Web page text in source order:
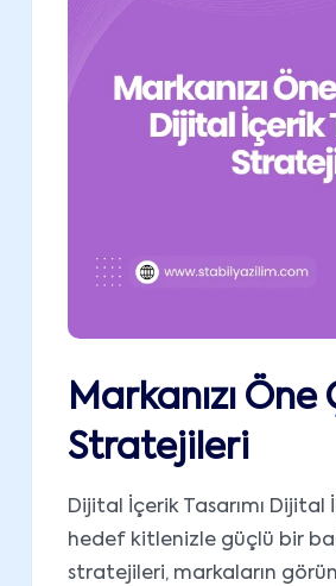
Markanızı
Stratejileri
Dijital İçerik Tasarımı Dijital
hedef kitlenizle güçlü bir
stratejileri, markaların